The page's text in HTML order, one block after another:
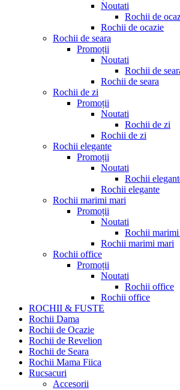
Noutati
Rochii de
Rochii de ocazie
Rochii de seara
Promoții
Noutati
Rochii de
Rochii de seara
Rochii de zi
Promoții
Noutati
Rochii de zi
Rochii de zi
Rochii elegante
Promoții
Noutati
Rochii
Rochii elegante
Rochii marimi mari
Promoții
Noutati
Rochii marimi
Rochii marimi mari
Rochii office
Promoții
Noutati
Rochii office
Rochii office
ROCHII & FUSTE
Rochii Dama
Rochii de Ocazie
Rochii de Revelion
Rochii de Seara
Rochii Mama Fiica
Rucsacuri
Accesorii